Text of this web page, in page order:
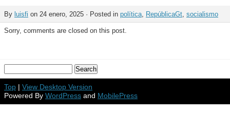
By luisfi on 24 enero, 2025 · Posted in política RepúblicaGt socialismo
Sorry, comments are closed on this post.
Top | View Desktop Version
Powered By WordPress and MobilePress